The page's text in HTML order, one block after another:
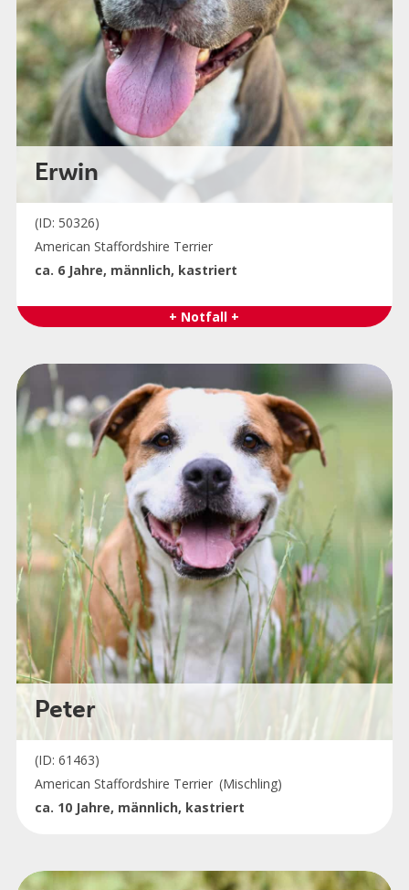
Erwin
(ID: 50326)
American Staffordshire Terrier
ca. 6 Jahre, männlich, kastriert
+ Notfall +
Peter
(ID: 61463)
American Staffordshire Terrier (Mischling)
ca. 10 Jahre, männlich, kastriert